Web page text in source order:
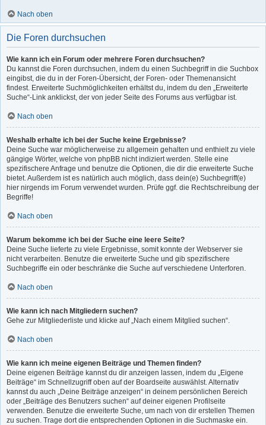
Nach oben
Die Foren durchsuchen
Wie kann ich ein Forum oder mehrere Foren durchsuchen?
Du kannst die Foren durchsuchen, indem du einen Suchbegriff in die Suchbox
eingibst, die du in der Foren-Übersicht, der Foren- oder Themenansicht
findest. Erweiterte Suchmöglichkeiten erhältst du, indem du den „Erweiterte
Suche“-Link anklickst, der von jeder Seite des Forums aus verfügbar ist.
Nach oben
Weshalb erhalte ich bei der Suche keine Ergebnisse?
Deine Suche war möglicherweise zu allgemein gehalten und enthielt zu viele
gängige Wörter, welche von phpBB nicht indiziert werden. Stelle eine
spezifischere Anfrage und benutze die Optionen, die dir die erweiterte Suche
bietet. Außerdem ist es natürlich auch möglich, dass dein(e) Suchbegriff(e)
hier nirgends im Forum verwendet wurden. Prüfe ggf. die Rechtschreibung der
Begriffe!
Nach oben
Warum bekomme ich bei der Suche eine leere Seite?
Deine Suche lieferte zu viele Ergebnisse, somit konnte der Webserver sie
nicht verarbeiten. Benutze die erweiterte Suche und gib spezifischere
Suchbegriffe ein oder beschränke die Suche auf verschiedene Unterforen.
Nach oben
Wie kann ich nach Mitgliedern suchen?
Gehe zur Mitgliederliste und klicke auf „Nach einem Mitglied suchen“.
Nach oben
Wie kann ich meine eigenen Beiträge und Themen finden?
Deine eigenen Beiträge kannst du dir anzeigen lassen, indem du „Eigene
Beiträge“ im Schnellzugriff oben auf der Boardseite auswählst. Alternativ
kannst du auch „Deine Beiträge anzeigen“ in deinem persönlichen Bereich
oder „Beiträge des Benutzers suchen“ auf deiner eigenen Profilseite
verwenden. Benutze die erweiterte Suche, um nach von dir erstellen Themen
zu suchen. Trage dort die entsprechenden Optionen in die Suchmaske ein.